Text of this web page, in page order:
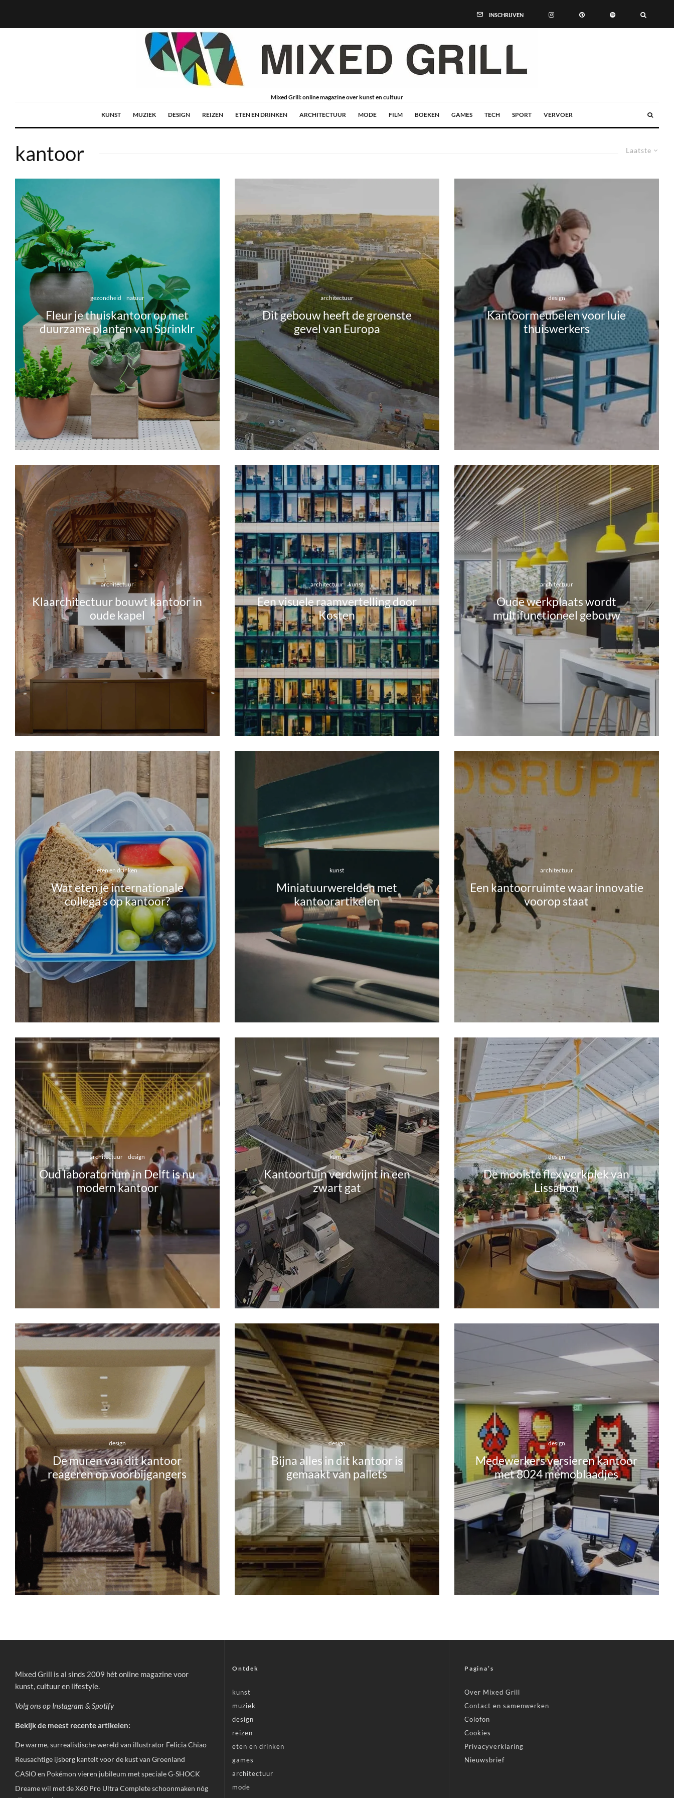
INSCHRIJVEN
Mixed Grill: online magazine over kunst en cultuur
KUNST MUZIEK DESIGN REIZEN ETEN EN DRINKEN ARCHITECTUUR MODE FILM BOEKEN GAMES TECH SPORT VERVOER
Laatste
kantoor
gezondheid natuur
Fleur je thuiskantoor op met
duurzame planten van Sprinklr
architectuur
Dit gebouw heeft de groenste
gevel van Europa
design
Kantoormeubelen voor luie
thuiswerkers
architectuur
Klaarchitectuur bouwt kantoor in
oude kapel
architectuur kunst
Een visuele raamvertelling door
Kosten
architectuur
Oude werkplaats wordt
multifunctioneel gebouw
eten en drinken
Wat eten je internationale
collega’s op kantoor?
kunst
Miniatuurwerelden met
kantoorartikelen
architectuur
Een kantoorruimte waar innovatie
voorop staat
architectuur design
Oud laboratorium in Delft is nu
modern kantoor
kunst
Kantoortuin verdwijnt in een
zwart gat
design
De mooiste flexwerkplek van
Lissabon
design
De muren van dit kantoor
reageren op voorbijgangers
design
Bijna alles in dit kantoor is
gemaakt van pallets
design
Medewerkers versieren kantoor
met 8024 memoblaadjes
Mixed Grill is al sinds 2009 hét online magazine voor
kunst, cultuur en lifestyle.
Volg ons op Instagram & Spotify
Bekijk de meest recente artikelen:
De warme, surrealistische wereld van illustrator Felicia Chiao
Reusachtige ijsberg kantelt voor de kust van Groenland
CASIO en Pokémon vieren jubileum met speciale G-SHOCK
Dreame wil met de X60 Pro Ultra Complete schoonmaken nóg
Ontdek
kunst
muziek
design
reizen
eten en drinken
games
architectuur
mode
Pagina’s
Over Mixed Grill
Contact en samenwerken
Colofon
Cookies
Privacyverklaring
Nieuwsbrief